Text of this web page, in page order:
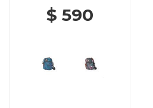
$ 590